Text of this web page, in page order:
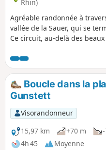
Rhin)
Agréable randonnée à
vallée de la Sauer, qui se
Ce circuit, au-delà des
plaine de la Sauer, permet
Oberdorf-Spachbach et à
exemples de bâti
Boucle dans la
Gunstett
Visorandonneur
15,97 km
+70 m
4h 45
Moyenne